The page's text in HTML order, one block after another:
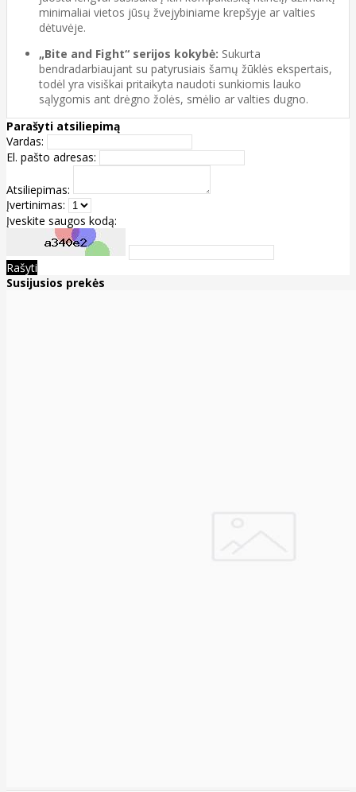
minimaliai vietos jūsų žvejybiniame krepšyje ar valties
dėtuvėje.
„Bite and Fight“ serijos kokybė: Sukurta
bendradarbiaujant su patyrusiais šamų žūklės ekspertais,
todėl yra visiškai pritaikyta naudoti sunkiomis lauko
sąlygomis ant drėgno žolės, smėlio ar valties dugno.
Parašyti atsiliepimą
Vardas:
El. pašto adresas:
Atsiliepimas:
Įvertinimas:
Įveskite saugos kodą:
Rašyti
Susijusios prekės